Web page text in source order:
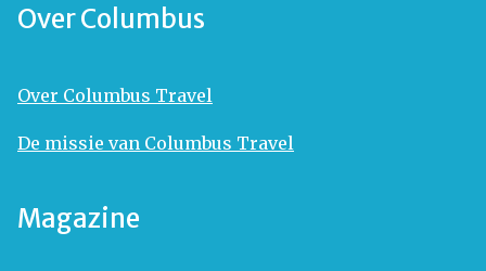
Over Columbus
Over Columbus Travel
De missie van Columbus Travel
Magazine